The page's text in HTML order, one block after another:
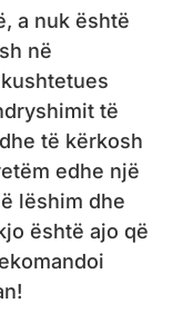
a nuk është
në
të
të kërkosh
edhe një
lëshim dhe
është ajo që